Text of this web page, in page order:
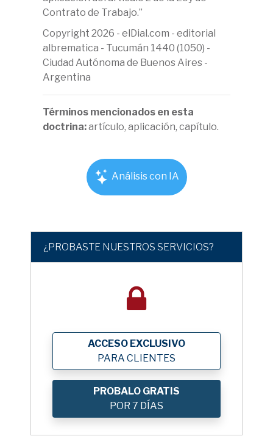
Contrato de Trabajo.”
Copyright 2026 - elDial.com - editorial
albrematica - Tucumán 1440 (1050) -
Ciudad Autónoma de Buenos Aires -
Argentina
Términos mencionados en esta
doctrina:artículo, aplicación, capítulo.
Análisis con IA
¿PROBASTE NUESTROS SERVICIOS?
ACCESO EXCLUSIVO
PARA CLIENTES
PROBALO GRATIS
POR 7 DÍAS